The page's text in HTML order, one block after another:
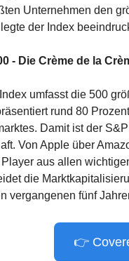
Unternehmen den
der Index
- Die Crème de la
umfasst die 500
rund 80
Damit ist der
Von Apple über
aus allen
die
vergangenen fünf
👉